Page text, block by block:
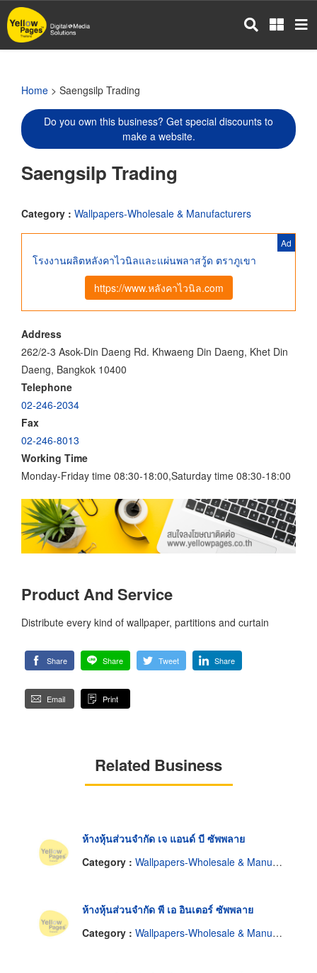
Skip
to
main
Home > Saengsilp Trading
Do you own this business? Get special discounts to
make a website.
Saengsilp Trading
Category : Wallpapers-Wholesale & Manufacturers
Ad
โรงงานผลิตหลังคาไวนิลและแผ่นพลาสวู้ด ตราภูเขา
https://www.หลังคาไวนิล.com
Address
262/2-3 Asok-Din Daeng Rd. Khwaeng Din Daeng, Khet Din
Daeng, Bangkok 10400
Telephone
02-246-2034
Fax
02-246-8013
Working Time
Monday-Friday time 08:30-18:00,Saturday time 08:30-18:00
Product And Service
Distribute every kind of wallpaper, partitions and curtain
Share Share Tweet Share
Email Print
Related Business
ห้างหุ้นส่วนจำกัด เจ แอนด์ บี ซัพพลาย
Category : Wallpapers-Wholesale & Manufacturers
ห้างหุ้นส่วนจำกัด พี เอ อินเตอร์ ซัพพลาย
Category : Wallpapers-Wholesale & Manufacturers